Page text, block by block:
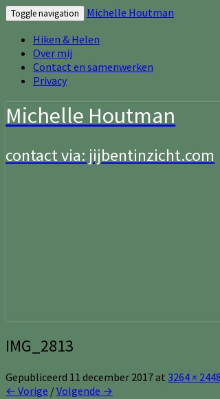
Toggle navigation
Michelle Houtman
Hiken & Helen
Over mij
Contact en samenwerken
Privacy
Michelle Houtman
contact via: jijbentinzicht.com
IMG_2813
Gepubliceerd 11 december 2017at 3264 × 2448
← Vorige /Volgende →